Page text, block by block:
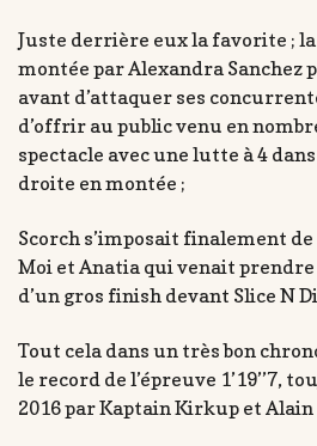
Juste derrière eux la favorite ; la
montée par Alexandra
avant d’attaquer ses
d’offrir au public venu en
spectacle avec une lutte à 4
droite en montée ;
Scorch s’imposait finalement
Moi et Anatia qui venait prendre
d’un gros finish devant Slice N
Tout cela dans un très bon
le record de l’épreuve 1’19’’7,
2016 par Kaptain Kirkup et Alain